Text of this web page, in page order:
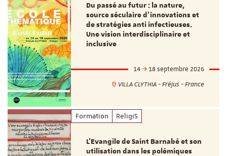
Du passé au futur : la nature,
source séculaire d’innovations et
de stratégies anti infectieuses.
Une vision interdisciplinaire et
inclusive
14
18 septembre 2026
VILLA CLYTHIA - Fréjus - France
Formation ReligiS
L’Evangile de Saint Barnabé et son
utilisation dans les polémiques